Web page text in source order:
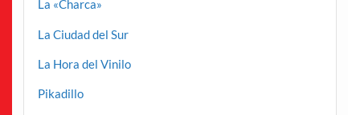
La «Charca»
La Ciudad del Sur
La Hora del Vinilo
Pikadillo